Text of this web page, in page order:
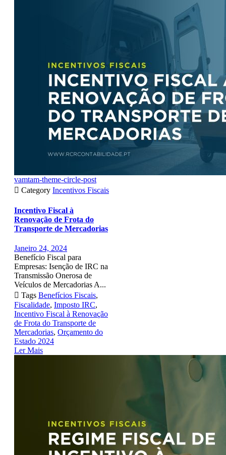
vamtam-theme-circle-post
 Category Incentivos Fiscais
Incentivo Fiscal à
Renovação de Frota do
Transporte de Mercadorias
Janeiro 24, 2024
Benefício Fiscal para
Empresas: Isenção de IRC na
Transmissão Onerosa de
Veículos de Mercadorias A...
 Tags Benefícios Fiscais,
Fiscalidade, Imposto IRC,
Incentivo Fiscal à Renovação
de Frota do Transporte de
Mercadorias, Orçamento do
Estado 2024
Ler Mais